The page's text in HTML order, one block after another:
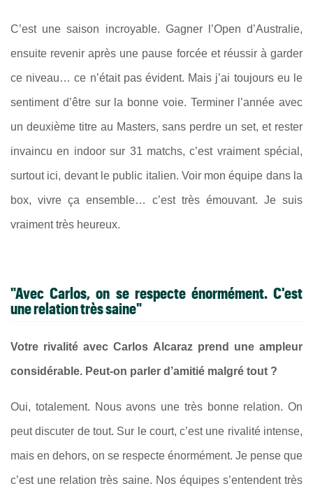
C’est une saison incroyable. Gagner l’Open d’Australie,
ensuite revenir après une pause forcée et réussir à garder
ce niveau… ce n’était pas évident. Mais j’ai toujours eu le
sentiment d’être sur la bonne voie. Terminer l’année avec
un deuxième titre au Masters, sans perdre un set, et rester
invaincu en indoor sur 31 matchs, c’est vraiment spécial,
surtout ici, devant le public italien. Voir mon équipe dans la
box, vivre ça ensemble… c’est très émouvant. Je suis
vraiment très heureux.
"Avec Carlos, on se respecte énormément. C'est
une relation très saine"
Votre rivalité avec Carlos Alcaraz prend une ampleur
considérable. Peut-on parler d’amitié malgré tout ?
Oui, totalement. Nous avons une très bonne relation. On
peut discuter de tout. Sur le court, c’est une rivalité intense,
mais en dehors, on se respecte énormément. Je pense que
c’est une relation très saine. Nos équipes s’entendent très